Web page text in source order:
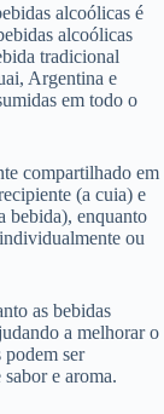
alcoólicas é
alcoólicas
tradicional
Argentina e
em todo o
compartilhado em
(a cuia) e
bebida), enquanto
ou
as bebidas
a melhorar o
podem ser
e aroma.